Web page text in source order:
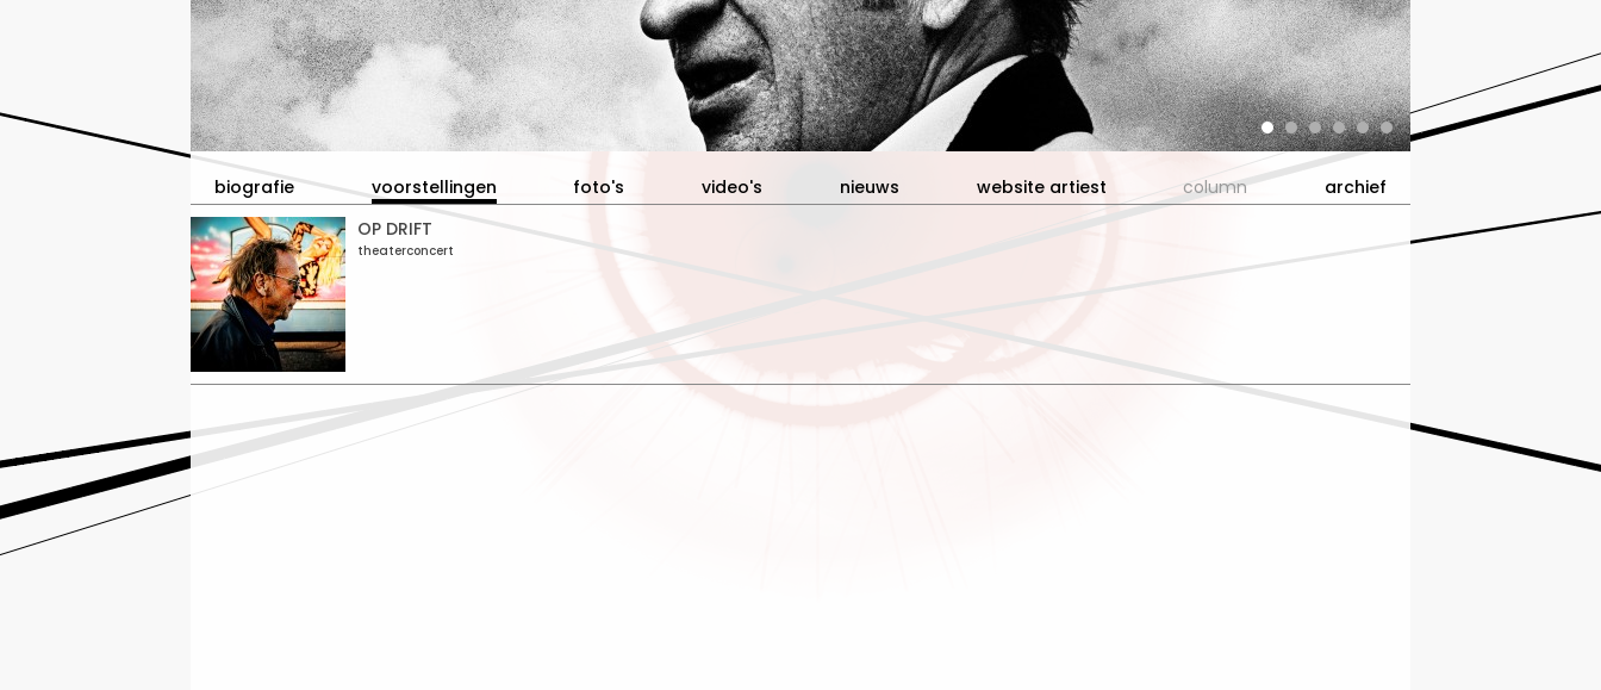
biografie voorstellingen foto's video's nieuws website artiest column
archief
OP DRIFT
theaterconcert